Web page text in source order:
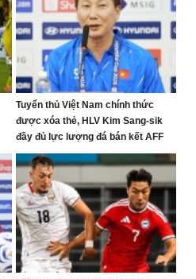
Tuyển thủ Việt Nam chính thức
được xóa thẻ, HLV Kim Sang-sik
đầy đủ lực lượng đá bán kết AFF
Cup